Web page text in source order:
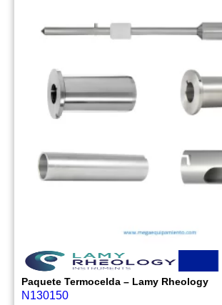
Paquete Termocelda – Lamy Rheology
N130150